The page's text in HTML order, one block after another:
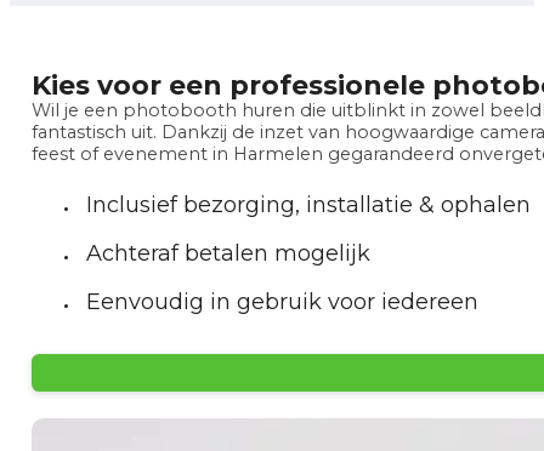
Kies voor een professionele
Wil je een photobooth huren die uitblinkt in zowel
fantastisch uit. Dankzij de inzet van hoogwaardige
feest of evenement in Harmelen gegarandeerd
Inclusief bezorging, installatie & ophalen
Achteraf betalen mogelijk
Eenvoudig in gebruik voor iedereen